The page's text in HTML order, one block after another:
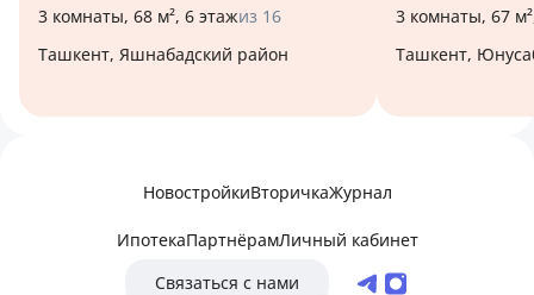
3 комнаты, 68 м², 6 этажиз 16
Ташкент, Яшнабадский район
3 комнаты, 67
Ташкент,
НовостройкиВторичкаЖурнал
ИпотекаПартнёрамЛичный кабинет
Связаться с нами